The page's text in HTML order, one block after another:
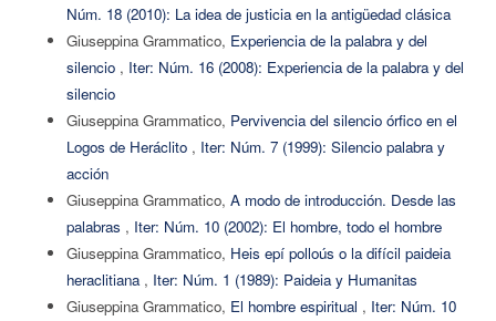
Núm. 18 (2010): La idea de justicia en la antigüedad clásica
Giuseppina Grammatico, Experiencia de la palabra y del
silencio , Iter: Núm. 16 (2008): Experiencia de la palabra y del
silencio
Giuseppina Grammatico, Pervivencia del silencio órfico en el
Logos de Heráclito , Iter: Núm. 7 (1999): Silencio palabra y
acción
Giuseppina Grammatico, A modo de introducción. Desde las
palabras , Iter: Núm. 10 (2002): El hombre, todo el hombre
Giuseppina Grammatico, Heis epí polloús o la difícil paideia
heraclitiana , Iter: Núm. 1 (1989): Paideia y Humanitas
Giuseppina Grammatico, El hombre espiritual , Iter: Núm. 10